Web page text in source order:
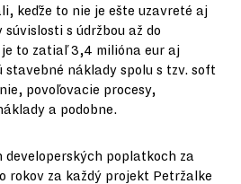
keďže to nie je ešte uzavreté aj
s údržbou až do
to zatiaľ 3,4 milióna eur aj
stavebné náklady spolu s tzv. soft
povoľovacie procesy,
a podobne.
developerských poplatkoch za
rokov za každý projekt Petržalke